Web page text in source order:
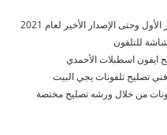
وحتى الإصدار الأخير لعام 2021
من خلال ورشه تصليح مختصة